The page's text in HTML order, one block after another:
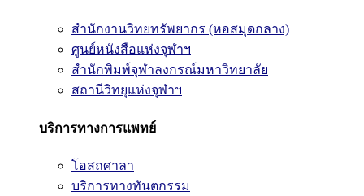
สำนักงานวิทยทรัพยากร (หอสมุดกลาง)
ศูนย์หนังสือแห่งจุฬาฯ
สำนักพิมพ์จุฬาลงกรณ์มหาวิทยาลัย
สถานีวิทยุแห่งจุฬาฯ
บริการทางการแพทย์
โอสถศาลา
บริการทางทันตกรรม